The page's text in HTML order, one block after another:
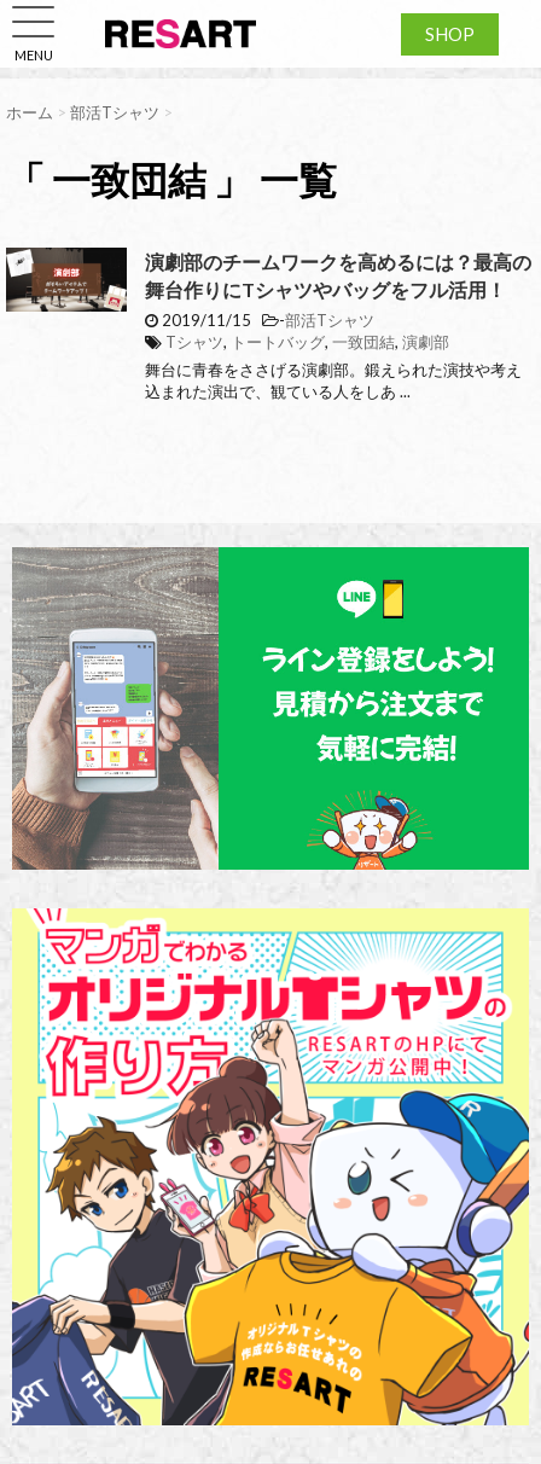
MENU
SHOP
ホーム > 部活Tシャツ >
「 一致団結 」 一覧
演劇部のチームワークを高めるには？最高の
舞台作りにTシャツやバッグをフル活用！
2019/11/15 -部活Tシャツ
Tシャツ, トートバッグ, 一致団結, 演劇部
舞台に青春をささげる演劇部。鍛えられた演技や考え
込まれた演出で、観ている人をしあ ...